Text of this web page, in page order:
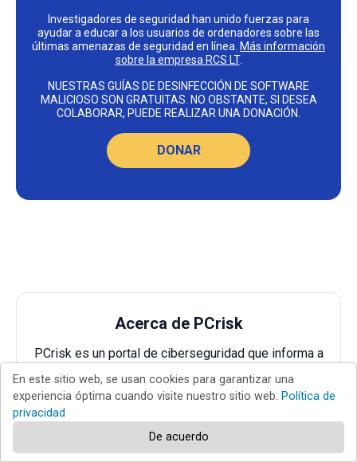
Investigadores de seguridad han unido fuerzas para
ayudar a educar a los usuarios de ordenadores sobre las
últimas amenazas de seguridad en línea. Más información
sobre la empresa RCS LT.
NUESTRAS GUÍAS DE DESINFECCIÓN DE SOFTWARE
MALICIOSO SON GRATUITAS. NO OBSTANTE, SI DESEA
COLABORAR, PUEDE REALIZAR UNA DONACIÓN.
DONAR
Acerca de PCrisk
PCrisk es un portal de ciberseguridad que informa a
los usuarios de Internet sobre las últimas
amenazas digitales. Nuestro contenido es
proporcionado por
investigadores profesionales
En este sitio web, se usan cookies para garantizar una
experiencia óptima cuando visite nuestro sitio web. Política de
privacidad
De acuerdo